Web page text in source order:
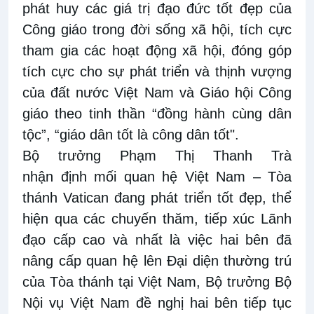
phát huy các giá trị đạo đức tốt đẹp của
Công giáo trong đời sống xã hội, tích cực
tham gia các hoạt động xã hội, đóng góp
tích cực cho sự phát triển và thịnh vượng
của đất nước Việt Nam và Giáo hội Công
giáo theo tinh thần “đồng hành cùng dân
tộc”, “giáo dân tốt là công dân tốt".
Bộ trưởng Phạm Thị Thanh Trà
nhận định mối quan hệ Việt Nam – Tòa
thánh Vatican đang phát triển tốt đẹp, thể
hiện qua các chuyến thăm, tiếp xúc Lãnh
đạo cấp cao và nhất là việc hai bên đã
nâng cấp quan hệ lên Đại diện thường trú
của Tòa thánh tại Việt Nam, Bộ trưởng Bộ
Nội vụ Việt Nam đề nghị hai bên tiếp tục